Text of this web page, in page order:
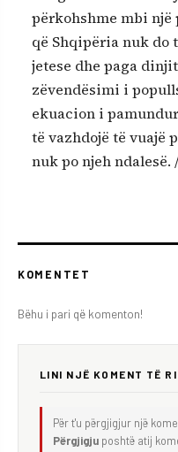
përkohshme mbi një
që Shqipëria nuk do
jetese dhe paga
zëvendësimi i
ekuacion i
të vazhdojë të vuajë
nuk po njeh ndalesë.
KOMENTET
Bëhu i pari që komenton!
LINI NJË KOMENT TË RI
Për t'u përgjigjur një
Përgjigju poshtë atij